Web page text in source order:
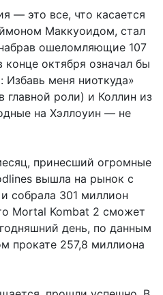
— это все, что касается
Маккуоидом, стал
ошеломляющие 107
октября означал бы
Избавь меня ниоткуда»
роли) и Коллин из
на Хэллоуин — не
принесший огромные
вышла на рынок с
собрала 301 миллион
Mortal Kombat 2 сможет
день, по данным
прокате 257,8 миллиона